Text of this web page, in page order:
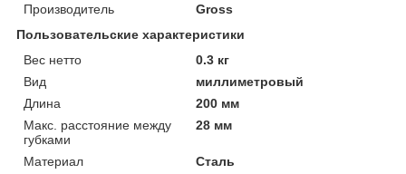
Производитель
Gross
Пользовательские характеристики
Вес нетто
0.3 кг
Вид
миллиметровый
Длина
200 мм
Макс. расстояние между
губками
28 мм
Материал
Сталь